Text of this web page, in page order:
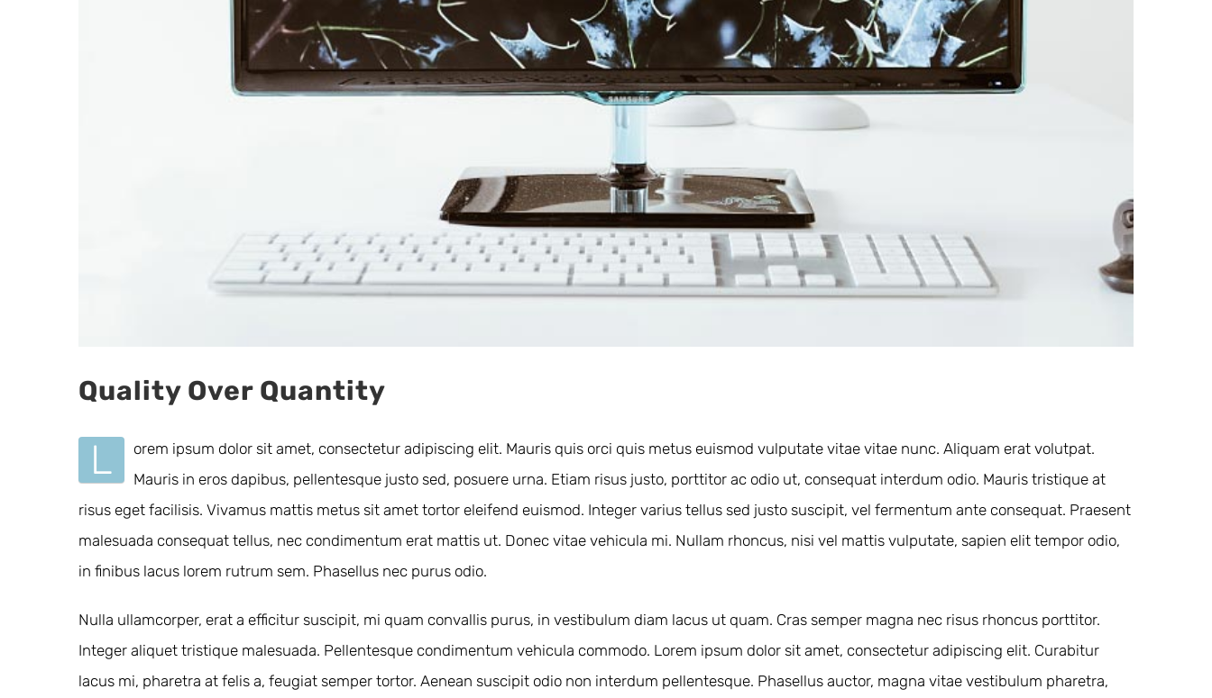
Quality Over Quantity
L
orem ipsum dolor sit amet, consectetur adipiscing elit. Mauris quis orci quis metus euismod vulputate vitae vitae nunc. Aliquam erat volutpat.
Mauris in eros dapibus, pellentesque justo sed, posuere urna. Etiam risus justo, porttitor ac odio ut, consequat interdum odio. Mauris tristique at
risus eget facilisis. Vivamus mattis metus sit amet tortor eleifend euismod. Integer varius tellus sed justo suscipit, vel fermentum ante consequat. Praesent
malesuada consequat tellus, nec condimentum erat mattis ut. Donec vitae vehicula mi. Nullam rhoncus, nisi vel mattis vulputate, sapien elit tempor odio,
in finibus lacus lorem rutrum sem. Phasellus nec purus odio.
Nulla ullamcorper, erat a efficitur suscipit, mi quam convallis purus, in vestibulum diam lacus ut quam. Cras semper magna nec risus rhoncus porttitor.
Integer aliquet tristique malesuada. Pellentesque condimentum vehicula commodo. Lorem ipsum dolor sit amet, consectetur adipiscing elit. Curabitur
lacus mi, pharetra at felis a, feugiat semper tortor. Aenean suscipit odio non interdum pellentesque. Phasellus auctor, magna vitae vestibulum pharetra,